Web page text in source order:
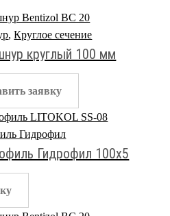
,Круглое сечение
круглый 100 мм
заявку
Гидрофил
Гидрофил 100х5